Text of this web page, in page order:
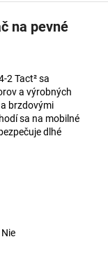
na pevné
2 Tact² sa
a výrobných
brzdovými
sa na mobilné
dlhé